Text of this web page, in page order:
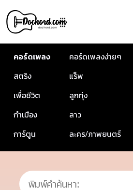
คอร์ดเพลง คอร์ดเพลงง่ายๆ
สตริง
แร็พ
เพื่อชีวิต
ลูกทุ่ง
กำเมือง
ลาว
การ์ตูน
ละคร/ภาพยนตร์